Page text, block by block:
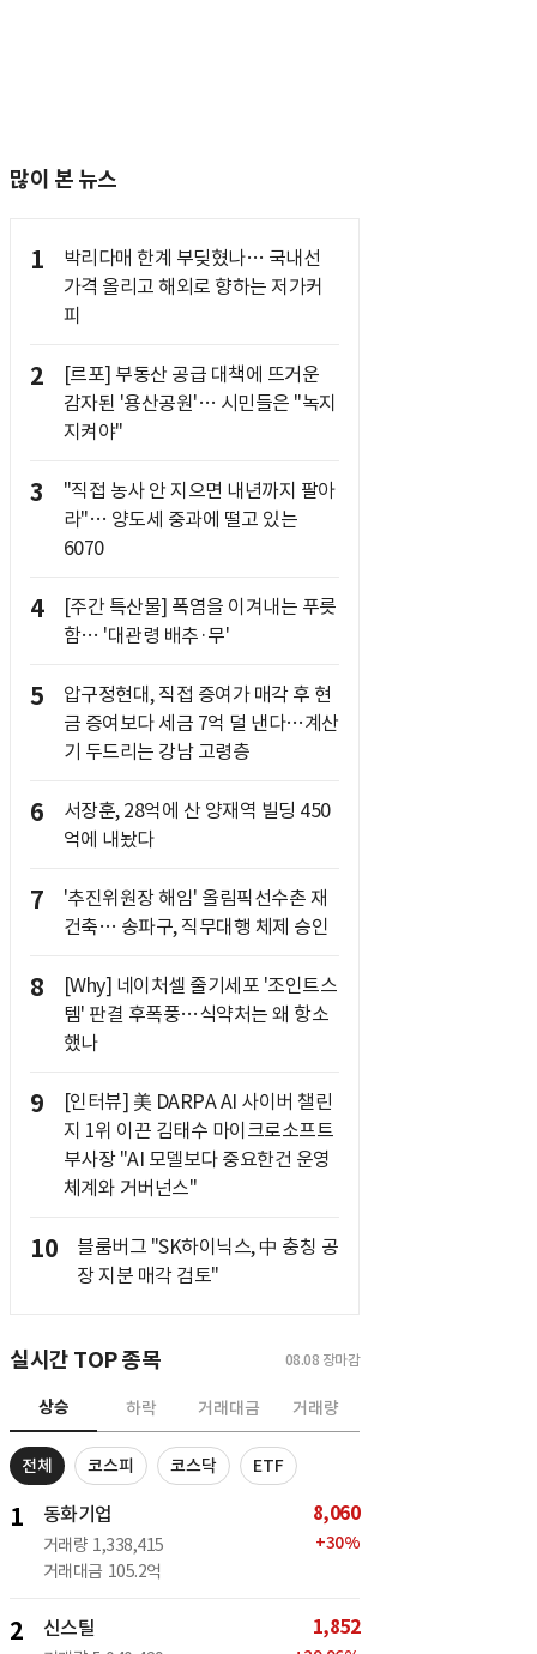
많이 본 뉴스
1
박리다매 한계 부딪혔나… 국내선
가격 올리고 해외로 향하는 저가커
피
2
[르포] 부동산 공급 대책에 뜨거운
감자된 '용산공원'… 시민들은 "녹지
지켜야"
3
"직접 농사 안 지으면 내년까지 팔아
라"… 양도세 중과에 떨고 있는
6070
4
[주간 특산물] 폭염을 이겨내는 푸릇
함… '대관령 배추·무'
5
압구정현대, 직접 증여가 매각 후 현
금 증여보다 세금 7억 덜 낸다…계산
기 두드리는 강남 고령층
6
서장훈, 28억에 산 양재역 빌딩 450
억에 내놨다
7
'추진위원장 해임' 올림픽선수촌 재
건축… 송파구, 직무대행 체제 승인
8
[Why] 네이처셀 줄기세포 '조인트스
템' 판결 후폭풍…식약처는 왜 항소
했나
9
[인터뷰] 美 DARPA AI 사이버 챌린
지 1위 이끈 김태수 마이크로소프트
부사장 "AI 모델보다 중요한건 운영
체계와 거버넌스"
10
블룸버그 "SK하이닉스, 中 충칭 공
장 지분 매각 검토"
실시간 TOP 종목 08.08 장마감
상승 하락 거래대금 거래량
전체 코스피 코스닥 ETF
1 동화기업
거래량 1,338,415
거래대금 105.2억
8,060
+30%
2 신스틸 1,852